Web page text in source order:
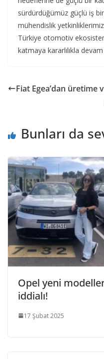
sürdürdüğümüz güçlü iş
mühendislik
Türkiye otomotiv
katmaya kararlılıkla
Fiat Egea’dan üretime
Bunları da
Opel yeni
iddialı!
17 Şubat 2025